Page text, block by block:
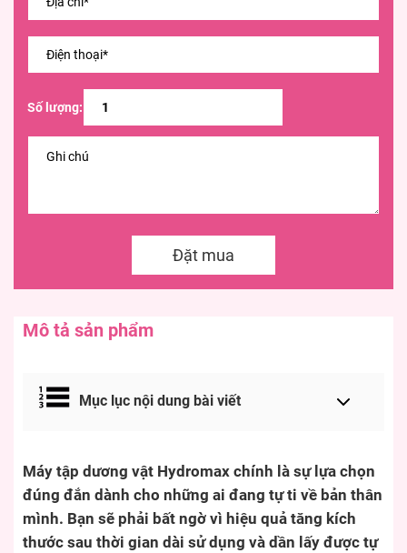
Số lượng:
Đặt mua
Mô tả sản phẩm
Mục lục nội dung bài viết
Máy tập dương vật Hydromax chính là sự lựa chọn
đúng đắn dành cho những ai đang tự ti về bản thân
mình. Bạn sẽ phải bất ngờ vì hiệu quả tăng kích
thước sau thời gian dài sử dụng và dần lấy được tự